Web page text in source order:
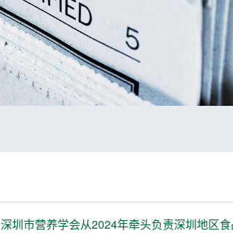
深圳市营养学会从2024年牵头负责深圳地区